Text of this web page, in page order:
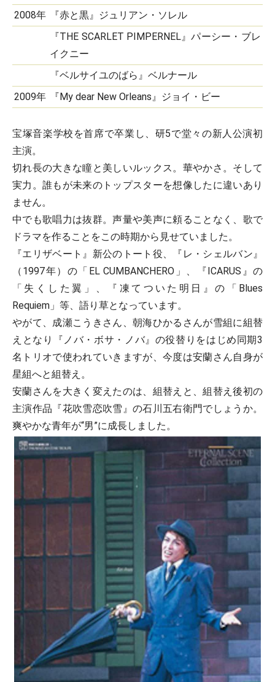
2008年
『赤と黒』ジュリアン・ソレル
『THE SCARLET PIMPERNEL』パーシー・ブレ
イクニー
『ベルサイユのばら』ベルナール
2009年
『My dear New Orleans』ジョイ・ビー
宝塚音楽学校を首席で卒業し、研5で堂々の新人公演初
主演。
切れ長の大きな瞳と美しいルックス。華やかさ。そして
実力。誰もが未来のトップスターを想像したに違いあり
ません。
中でも歌唱力は抜群。声量や美声に頼ることなく、歌で
ドラマを作ることをこの時期から見せていました。
『エリザベート』新公のトート役、『レ・シェルバン』
（1997年）の「EL CUMBANCHERO」、『ICARUS』の
「失くした翼」、『凍てついた明日』の「Blues
Requiem」等、語り草となっています。
やがて、成瀬こうきさん、朝海ひかるさんが雪組に組替
えとなり『ノバ・ボサ・ノバ』の役替りをはじめ同期3
名トリオで使われていきますが、今度は安蘭さん自身が
星組へと組替え。
安蘭さんを大きく変えたのは、組替えと、組替え後初の
主演作品『花吹雪恋吹雪』の石川五右衛門でしょうか。
爽やかな青年が“男”に成長しました。